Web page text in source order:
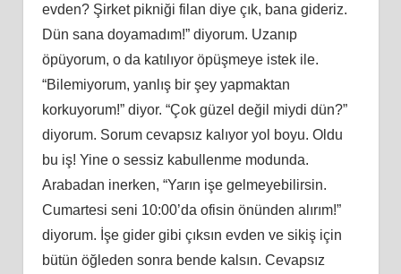
evden? Şirket pikniği filan diye çık, bana gideriz.
Dün sana doyamadım!” diyorum. Uzanıp
öpüyorum, o da katılıyor öpüşmeye istek ile.
“Bilemiyorum, yanlış bir şey yapmaktan
korkuyorum!” diyor. “Çok güzel değil miydi dün?”
diyorum. Sorum cevapsız kalıyor yol boyu. Oldu
bu iş! Yine o sessiz kabullenme modunda.
Arabadan inerken, “Yarın işe gelmeyebilirsin.
Cumartesi seni 10:00’da ofisin önünden alırım!”
diyorum. İşe gider gibi çıksın evden ve sikiş için
bütün öğleden sonra bende kalsın. Cevapsız